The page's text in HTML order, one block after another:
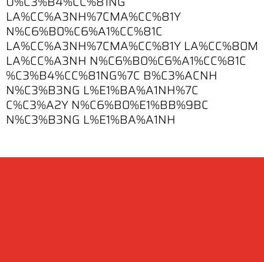
LA%CC%A3NH%7CMA%CC%81Y
N%C6%B0%C6%A1%CC%81C
LA%CC%A3NH%7CMA%CC%81Y LA%CC%80M
LA%CC%A3NH N%C6%B0%C6%A1%CC%81C
%C3%B4%CC%81NG%7C B%C3%ACNH
N%C3%B3NG L%E1%BA%A1NH%7C
C%C3%A2Y N%C6%B0%E1%BB%9BC
N%C3%B3NG L%E1%BA%A1NH